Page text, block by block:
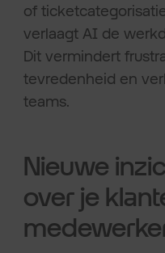
of
verlaagt AI de
Dit vermindert
tevredenheid en
teams.
Nieuwe
over je